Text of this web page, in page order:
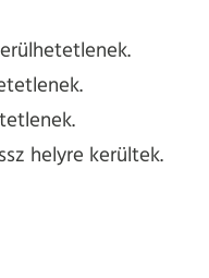
helyre kerültek.